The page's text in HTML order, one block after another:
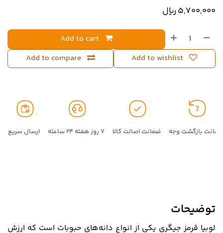
5,700,000﷼
Add to cart
Add to compare
Add to wishlist
ضمانت بازگشت وجه ضمانت اصالت کالا ۷ روز هفته ۲۴ ساعته ارسال سریع
توضیحات
لوبیا قرمز جیگری یکی از انواع دانه‌های حبوبات است که ارزش